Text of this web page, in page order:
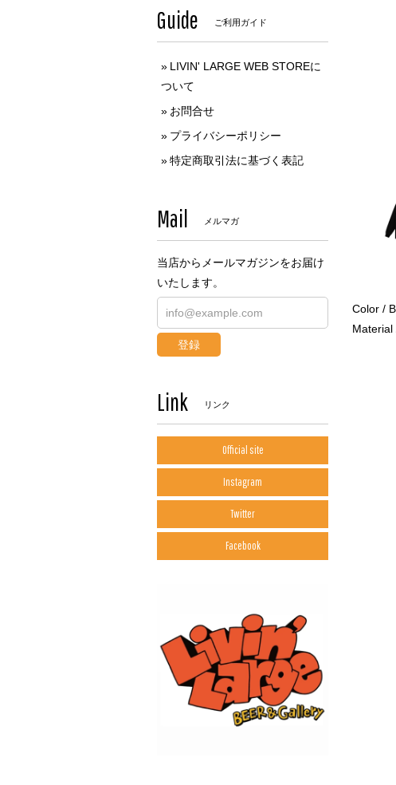
Color /
Material
Guide ご利用ガイド
LIVIN' LARGE WEB STOREに
ついて
お問合せ
プライバシーポリシー
特定商取引法に基づく表記
Mail メルマガ
当店からメールマガジンをお届け
いたします。
登録
Link リンク
Official site
Instagram
Twitter
Facebook